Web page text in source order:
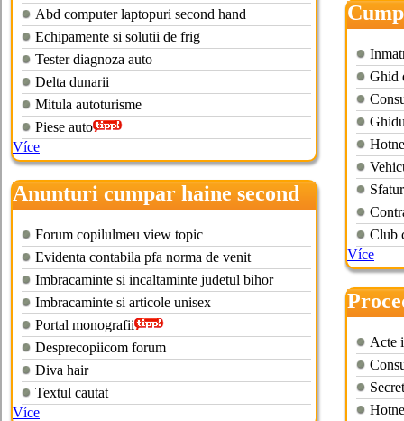
Abd computer laptopuri second hand
Echipamente si solutii de frig
Tester diagnoza auto
Delta dunarii
Mitula autoturisme
Piese auto
Více
Anunturi cumpar haine second
hand
Forum copilulmeu view topic
Evidenta contabila pfa norma de venit
Imbracaminte si incaltaminte judetul bihor
Imbracaminte si articole unisex
Portal monografii
Desprecopiicom forum
Diva hair
Textul cautat
Více
acte
Ghid
Club
Více
Acte